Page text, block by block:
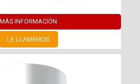
MÁS INFORMACIÓN
LE LLAMAMOS